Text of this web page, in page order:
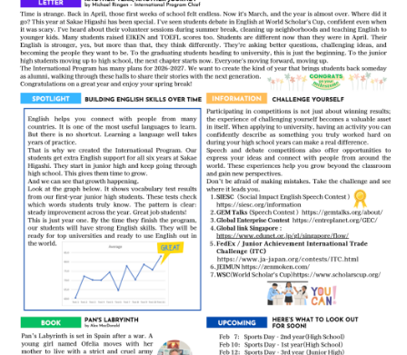
高校問い合わせ